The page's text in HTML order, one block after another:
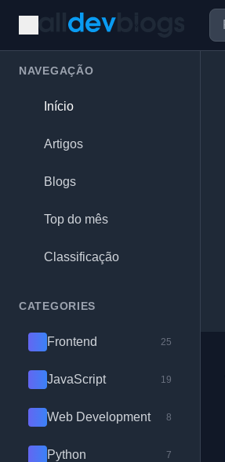
NAVEGAÇÃO
Início
Artigos
Blogs
Top do mês
Classificação
CATEGORIES
Frontend 25
JavaScript 19
Web Development 8
Python 7